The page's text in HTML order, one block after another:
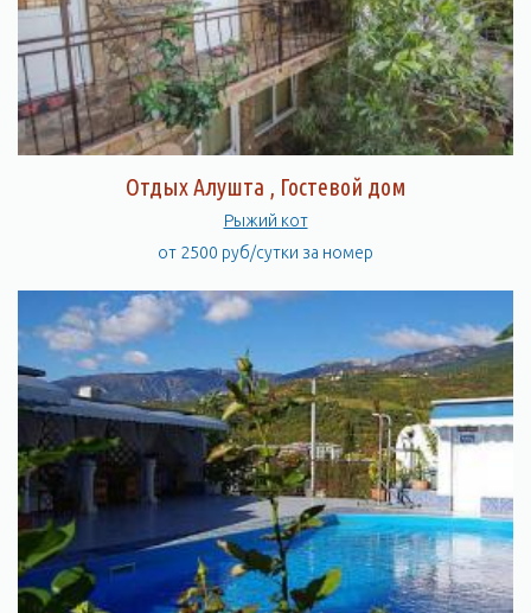
Отдых Алушта , Гостевой дом
Рыжий кот
от 2500 руб/сутки за номер